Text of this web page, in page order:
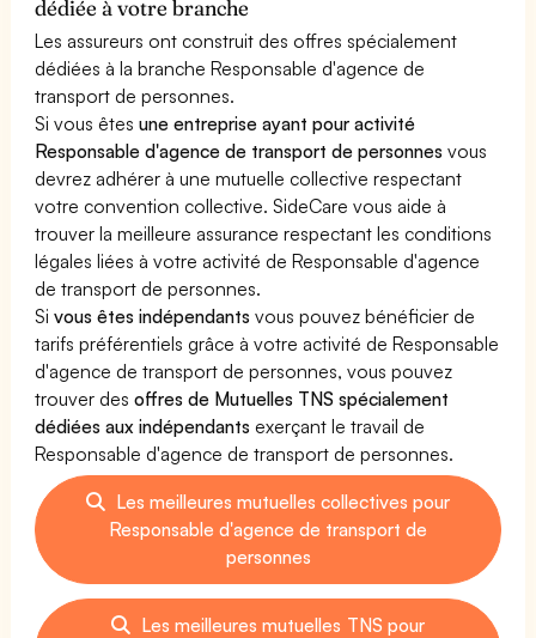
dédiée à votre branche
Les assureurs ont construit des offres spécialement
dédiées à la branche Responsable d'agence de
transport de personnes.
Si vous êtesune entreprise ayant pour activité
Responsable d'agence de transport de personnes vous
devrez adhérer à une mutuelle collective respectant
votre convention collective. SideCare vous aide à
trouver la meilleure assurance respectant les conditions
légales liées à votre activité de Responsable d'agence
de transport de personnes.
Sivous êtes indépendants vous pouvez bénéficier de
tarifs préférentiels grâce à votre activité de Responsable
d'agence de transport de personnes, vous pouvez
trouver desoffres de Mutuelles TNS spécialement
dédiées aux indépendants exerçant le travail de
Responsable d'agence de transport de personnes.
Les meilleures mutuelles collectives pour
Responsable d'agence de transport de
personnes
Les meilleures mutuelles TNS pour